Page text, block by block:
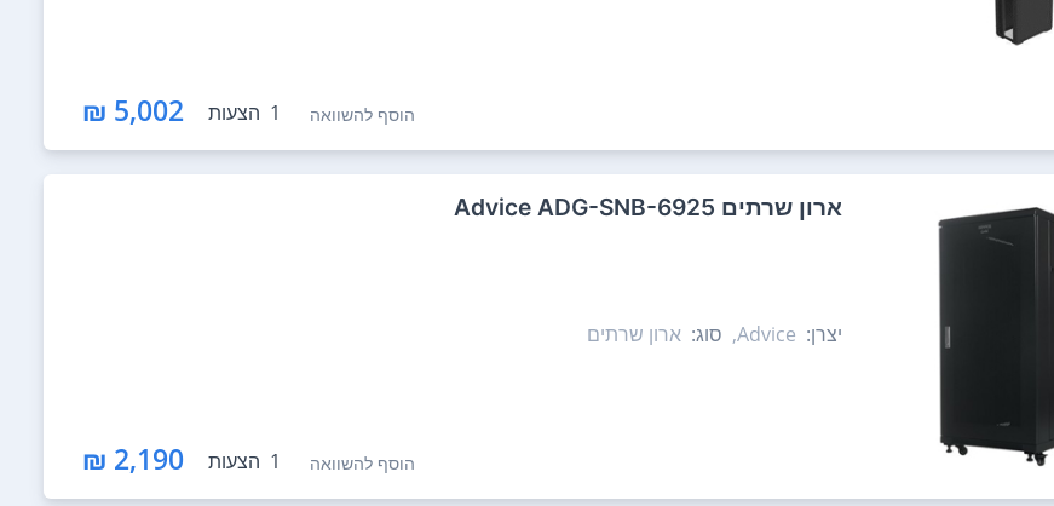
הוסף להשוואה 1 הצעות 5,002 ₪
‏ארון שרתים Advice ADG-SNB-6925
יצרן: Advice, סוג: ארון שרתים
הוסף להשוואה 1 הצעות 2,190 ₪